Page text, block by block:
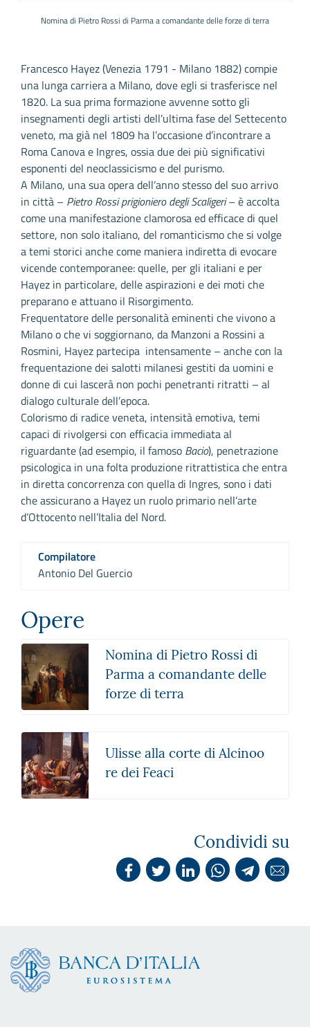
Nomina di Pietro Rossi di Parma a comandante delle forze di terra
Francesco Hayez (Venezia 1791 - Milano 1882) compie
una lunga carriera a Milano, dove egli si trasferisce nel
1820. La sua prima formazione avvenne sotto gli
insegnamenti degli artisti dell’ultima fase del Settecento
veneto, ma già nel 1809 ha l’occasione d’incontrare a
Roma Canova e Ingres, ossia due dei più significativi
esponenti del neoclassicismo e del purismo.
A Milano, una sua opera dell’anno stesso del suo arrivo
in città – Pietro Rossi prigioniero degli Scaligeri– è accolta
come una manifestazione clamorosa ed efficace di quel
settore, non solo italiano, del romanticismo che si volge
a temi storici anche come maniera indiretta di evocare
vicende contemporanee: quelle, per gli italiani e per
Hayez in particolare, delle aspirazioni e dei moti che
preparano e attuano il Risorgimento.
Frequentatore delle personalità eminenti che vivono a
Milano o che vi soggiornano, da Manzoni a Rossini a
Rosmini, Hayez partecipa intensamente – anche con la
frequentazione dei salotti milanesi gestiti da uomini e
donne di cui lascerà non pochi penetranti ritratti – al
dialogo culturale dell’epoca.
Colorismo di radice veneta, intensità emotiva, temi
capaci di rivolgersi con efficacia immediata al
riguardante (ad esempio, il famoso Bacio), penetrazione
psicologica in una folta produzione ritrattistica che entra
in diretta concorrenza con quella di Ingres, sono i dati
che assicurano a Hayez un ruolo primario nell’arte
d’Ottocento nell’Italia del Nord.
Compilatore
Antonio Del Guercio
Opere
Nomina di Pietro Rossi di
Parma a comandante delle
forze di terra
Ulisse alla corte di Alcinoo
re dei Feaci
Condividi su